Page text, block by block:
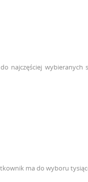
najczęściej wybieranych
ma do wyboru